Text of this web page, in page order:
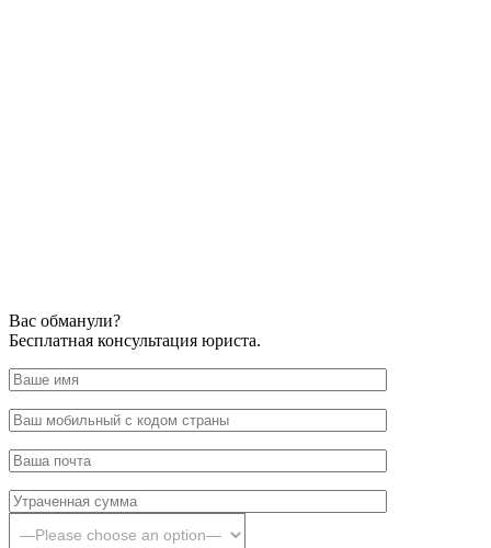
Вас обманули?
Бесплатная консультация юриста.